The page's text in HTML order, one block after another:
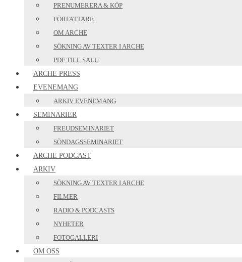
PRENUMERERA & KÖP
FÖRFATTARE
OM ARCHE
SÖKNING AV TEXTER I ARCHE
PDF TILL SALU
ARCHE PRESS
EVENEMANG
ARKIV EVENEMANG
SEMINARIER
FREUDSEMINARIET
SÖNDAGSSEMINARIET
ARCHE PODCAST
ARKIV
SÖKNING AV TEXTER I ARCHE
FILMER
RADIO & PODCASTS
NYHETER
FOTOGALLERI
OM OSS